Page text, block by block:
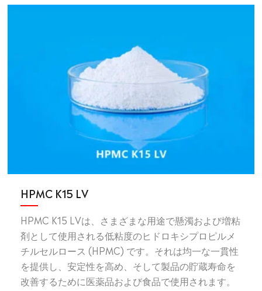
HPMC K15 LV
HPMC K15 LVは、さまざまな用途で懸濁および増粘
剤として使用される低粘度のヒドロキシプロピルメ
チルセルロース (HPMC) です。それは均一な一貫性
を提供し、安定性を高め、そして製品の貯蔵寿命を
改善するために医薬品および食品で使用されます。